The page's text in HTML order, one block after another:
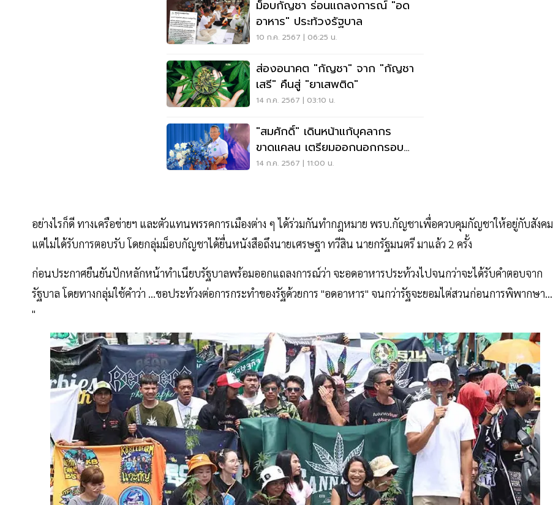
ม็อบกัญชา ร่อนแถลงการณ์ "อด
อาหาร" ประท้วงรัฐบาล
10 ก.ค. 2567 | 06:25 น.
ส่องอนาคต "กัญชา" จาก "กัญชา
เสรี" คืนสู่ "ยาเสพติด"
14 ก.ค. 2567 | 03:10 น.
"สมศักดิ์" เดินหน้าแก้บุคลากร
ขาดแคลน เตรียมออกนอกกรอบ
ก.พ.
14 ก.ค. 2567 | 11:00 น.
อย่างไรก็ดี ทางเครือข่ายฯ และตัวแทนพรรคการเมืองต่าง ๆ ได้ร่วมกันทำกฎหมาย พรบ.กัญชาเพื่อควบคุมกัญชาให้อยู่กับสังคม
แต่ไม่ได้รับการตอบรับ โดยกลุ่มม็อบกัญชาได้ยื่นหนังสือถึงนายเศรษฐา ทวีสิน นายกรัฐมนตรี มาแล้ว 2 ครั้ง
ก่อนประกาศยืนยันปักหลักหน้าทำเนียบรัฐบาลพร้อมออกแถลงการณ์ว่า จะอดอาหารประท้วงไปจนกว่าจะได้รับคำตอบจาก
รัฐบาล โดยทางกลุ่มใช้คำว่า ...ขอประท้วงต่อการกระทำของรัฐด้วยการ "อดอาหาร" จนกว่ารัฐจะยอมไต่สวนก่อนการพิพากษา...
"